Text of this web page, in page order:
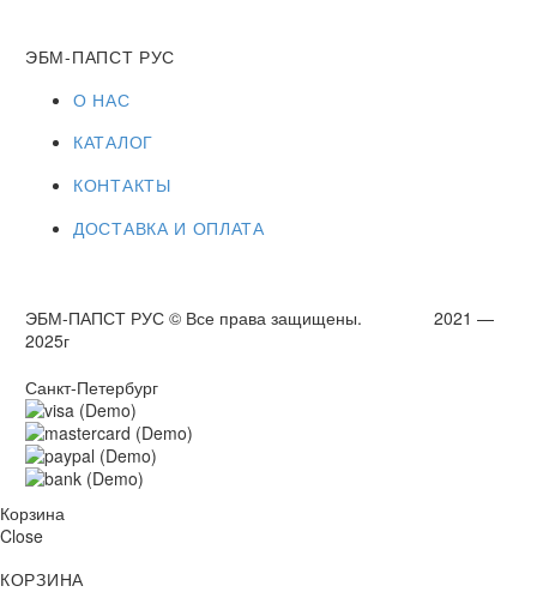
ЭБМ-ПАПСТ РУС
О НАС
КАТАЛОГ
КОНТАКТЫ
ДОСТАВКА И ОПЛАТА
ЭБМ-ПАПСТ РУС © Все права защищены. 2021 —
2025г
Санкт-Петербург
Корзина
Close
КОРЗИНА